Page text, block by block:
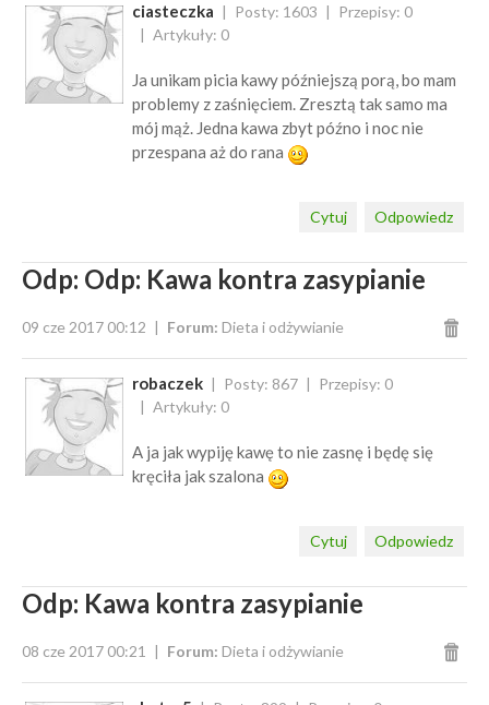
ciasteczka Posty: 1603
Przepisy: 0
Artykuły: 0
Ja unikam picia kawy późniejszą porą, bo mam
problemy z zaśnięciem. Zresztą tak samo ma
mój mąż. Jedna kawa zbyt późno i noc nie
przespana aż do rana
Odpowiedz
Cytuj
Odp: Odp: Kawa kontra zasypianie
09 cze 2017 00:12 Forum: Dieta i odżywianie
robaczek Posty: 867
Przepisy: 0
Artykuły: 0
A ja jak wypiję kawę to nie zasnę i będę się
kręciła jak szalona
Odpowiedz
Cytuj
Odp: Kawa kontra zasypianie
08 cze 2017 00:21 Forum: Dieta i odżywianie